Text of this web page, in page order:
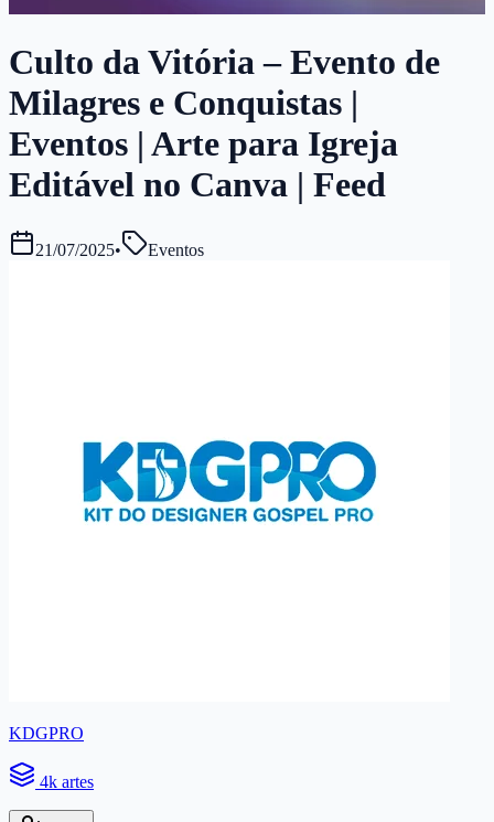
Culto da Vitória – Evento de
Milagres e Conquistas |
Eventos | Arte para Igreja
Editável no Canva | Feed
21/07/2025• Eventos
KDGPRO
4k artes